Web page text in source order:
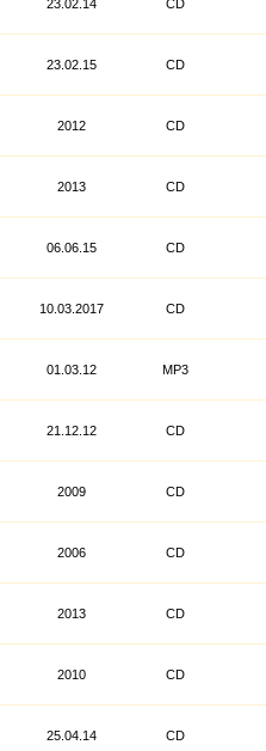
23.02.14 CD
23.02.15 CD
2012 CD
2013 CD
06.06.15 CD
10.03.2017 CD
01.03.12 MP3
21.12.12 CD
2009 CD
2006 CD
2013 CD
2010 CD
25.04.14 CD